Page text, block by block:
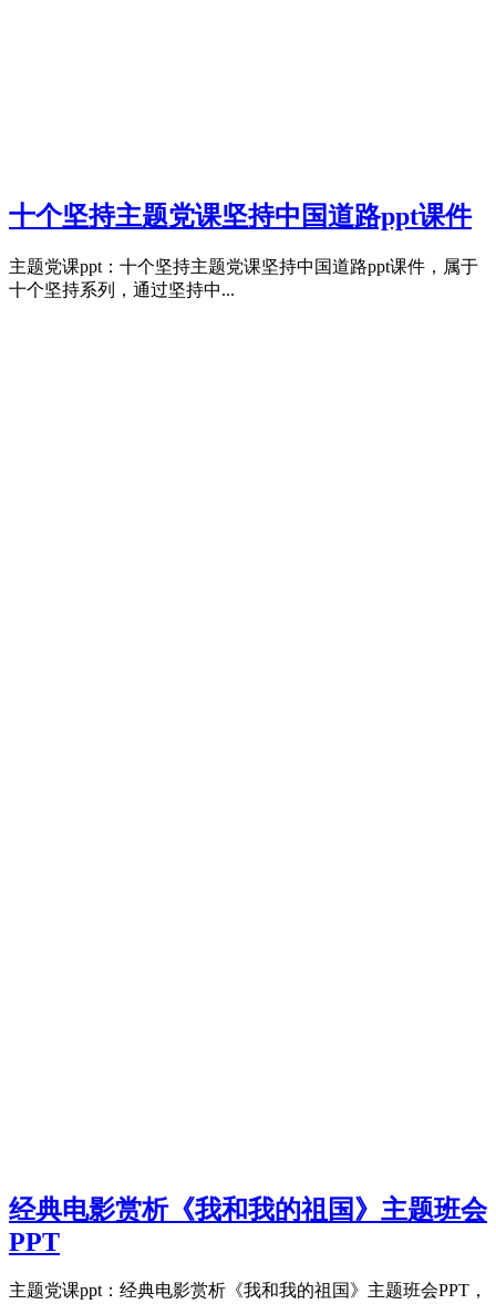
十个坚持主题党课坚持中国道路ppt课件
主题党课ppt：十个坚持主题党课坚持中国道路ppt课件，属于
十个坚持系列，通过坚持中...
经典电影赏析《我和我的祖国》主题班会
PPT
主题党课ppt：经典电影赏析《我和我的祖国》主题班会PPT，